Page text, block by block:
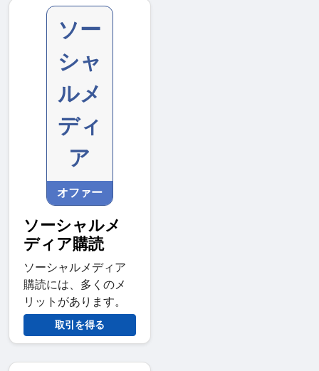
ソー
シャ
ルメ
ディ
ア
オファー
ソーシャルメ
ディア購読
ソーシャルメディア
購読には、多くのメ
リットがあります。
取引を得る